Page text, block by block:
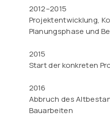
2012–2015
Projektentwicklung,
Planungsphase und
2015
Start der konkreten
2016
Abbruch des
Bauarbeiten